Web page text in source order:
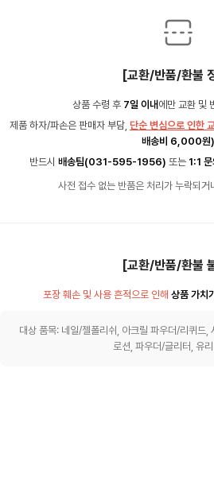
[교환/반품/환불
상품 수령 후 7일 이내에만 교환 및
제품 하자/파손은 판매자 부담, 단순 변심으로 인한
배송비 6,000원)
반드시 배송팀(031-595-1956) 또는 1:1 문
사전 접수 없는 반품은 처리가 누락되거
[교환/반품/환불
포장 훼손 및 사용 흔적으로 인해 상품 가치
대상 품목: 네일/젤폴리쉬, 아크릴 파우더/리퀴드,
로션, 파우더/글리터, 유